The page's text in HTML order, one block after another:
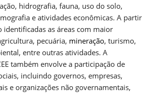
hidrografia, fauna, uso do solo,
e atividades econômicas. A partir
identificadas as áreas com maior
pecuária, mineração, turismo,
entre outras atividades. A
também envolve a participação de
incluindo governos, empresas,
e organizações não governamentais,